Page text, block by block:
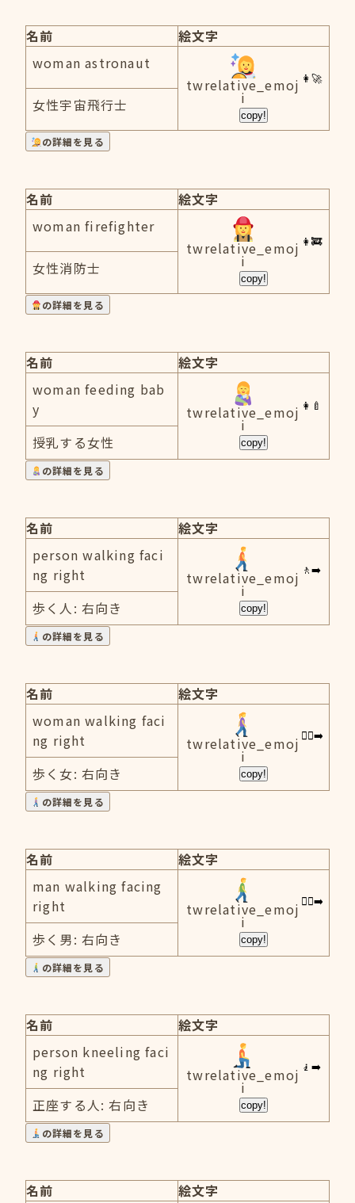
名前
絵文字
woman astronaut
twrelative_emoj
i
copy!
女性宇宙飛行士
の詳細を見る
名前
絵文字
woman firefighter
twrelative_emoj
i
copy!
女性消防士
の詳細を見る
名前
絵文字
woman feeding bab
y
twrelative_emoj
i
copy!
授乳する女性
の詳細を見る
名前
絵文字
person walking faci
ng right
twrelative_emoj
i
copy!
歩く人: 右向き
の詳細を見る
名前
絵文字
woman walking faci
ng right
twrelative_emoj
i
copy!
歩く女: 右向き
の詳細を見る
名前
絵文字
man walking facing
right
twrelative_emoj
i
copy!
歩く男: 右向き
の詳細を見る
名前
絵文字
person kneeling faci
ng right
twrelative_emoj
i
copy!
正座する人: 右向き
の詳細を見る
名前 絵文字